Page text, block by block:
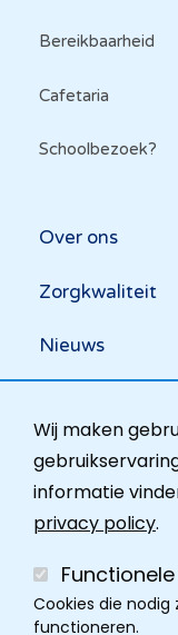
Wij maken
informatie
privacy policy.
Cookies die
functioneren.
Bereikbaarheid
Cafetaria
Schoolbezoek?
Top
menu
Over ons
Zorgkwaliteit
Nieuws
Ombudsdienst